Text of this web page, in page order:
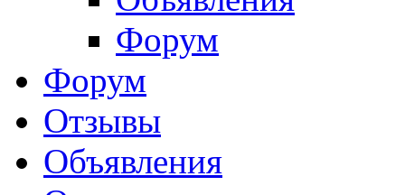
Форум
Форум
Отзывы
Объявления